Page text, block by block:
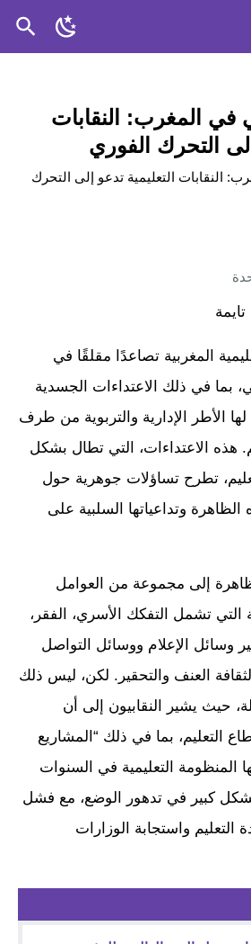
في المغرب: النقابات
إلى التحرك الفوري
المغربية تصاعدًا مقلقًا في
بما في ذلك الاعتداءات الجسدية
الأطر الإدارية والتربوية من طرف
هذه الاعتداءات، التي تطال بشكل
تطرح تساؤلات جوهرية حول
الظاهرة وتداعياتها السلبية على
إلى مجموعة من العوامل
التي تشمل التفكك الأسري، الفقر،
وسائل الإعلام ووسائل التواصل
العنف والتحقير. لكن، ليس ذلك
حيث يشير النقابيون إلى أن
التعليم، بما في ذلك “المشاريع
المنظومة التعليمية في السنوات
كبير في تدهور الوضع، مع فشل
واستجابة الوزارات